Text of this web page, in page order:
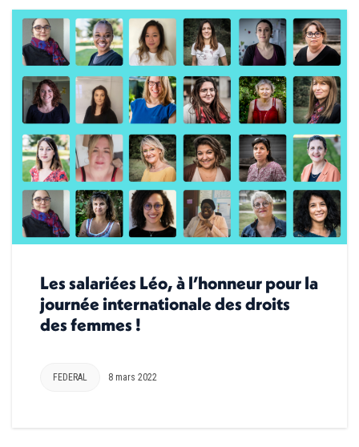
Les salariées Léo, à l’honneur pour la
journée internationale des droits
des femmes !
FEDERAL 8 mars 2022